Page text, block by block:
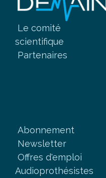
Le comité
scientifique
Partenaires
Abonnement
Newsletter
Offres d'emploi
Audioprothésistes